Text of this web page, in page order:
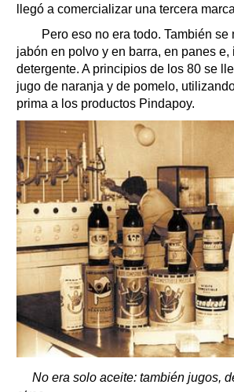
llegó a comercializar una tercera
Pero eso no era todo. También se
jabón en polvo y en barra, en panes e,
detergente. A principios de los 80 se
jugo de naranja y de pomelo,
prima a los productos Pindapoy.
No era solo aceite: también jugos,